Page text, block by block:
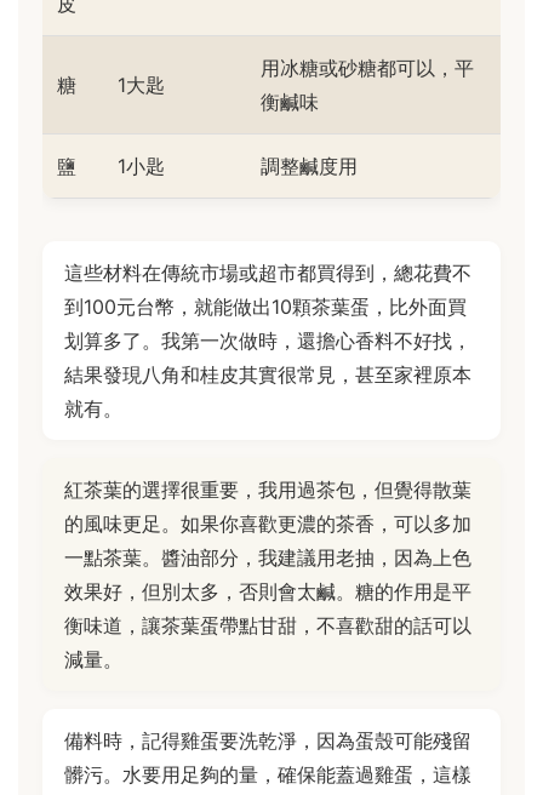
糖 1大匙
用冰糖或砂糖都可以，平
衡鹹味
鹽 1小匙 調整鹹度用
這些材料在傳統市場或超市都買得到，總花費不
到100元台幣，就能做出10顆茶葉蛋，比外面買
划算多了。我第一次做時，還擔心香料不好找，
結果發現八角和桂皮其實很常見，甚至家裡原本
就有。
紅茶葉的選擇很重要，我用過茶包，但覺得散葉
的風味更足。如果你喜歡更濃的茶香，可以多加
一點茶葉。醬油部分，我建議用老抽，因為上色
效果好，但別太多，否則會太鹹。糖的作用是平
衡味道，讓茶葉蛋帶點甘甜，不喜歡甜的話可以
減量。
備料時，記得雞蛋要洗乾淨，因為蛋殼可能殘留
髒污。水要用足夠的量，確保能蓋過雞蛋，這樣